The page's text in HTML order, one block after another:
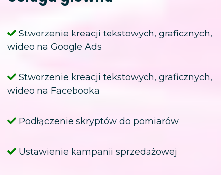
Stworzenie kreacji tekstowych, graficznych,
wideo na Google Ads
Stworzenie kreacji tekstowych, graficznych,
wideo na Facebooka
Podłączenie skryptów do pomiarów
Ustawienie kampanii sprzedażowej